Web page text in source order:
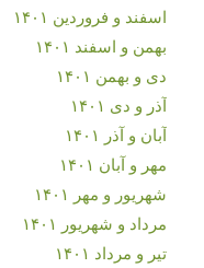
اسفند و فروردین ۱۴۰۱
بهمن و اسفند ۱۴۰۱
دی و بهمن ۱۴۰۱
آذر و دی ۱۴۰۱
آبان و آذر ۱۴۰۱
مهر و آبان ۱۴۰۱
شهریور و مهر ۱۴۰۱
مرداد و شهریور ۱۴۰۱
تیر و مرداد ۱۴۰۱